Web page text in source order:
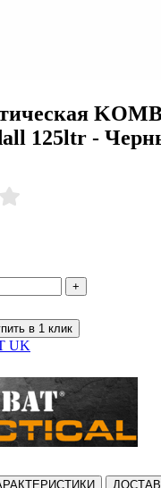
125ltr -
+
в 1 клик
UK